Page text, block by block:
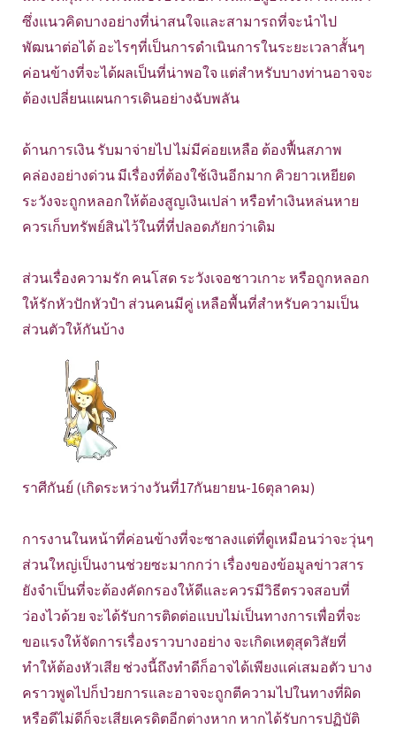
ซึ่งแนวคิดบางอย่างที่น่าสนใจและสามารถที่จะนำไป
พัฒนาต่อได้ อะไรๆที่เป็นการดำเนินการในระยะเวลาสั้นๆ
ค่อนข้างที่จะได้ผลเป็นที่น่าพอใจ แต่สำหรับบางท่านอาจจะ
ต้องเปลี่ยนแผนการเดินอย่างฉับพลัน
ด้านการเงิน รับมาจ่ายไป ไม่มีค่อยเหลือ ต้องฟื้นสภาพ
คล่องอย่างด่วน มีเรื่องที่ต้องใช้เงินอีกมาก คิวยาวเหยียด
ระวังจะถูกหลอกให้ต้องสูญเงินเปล่า หรือทำเงินหล่นหาย
ควรเก็บทรัพย์สินไว้ในที่ที่ปลอดภัยกว่าเดิม
ส่วนเรื่องความรัก คนโสด ระวังเจอชาวเกาะ หรือถูกหลอก
ให้รักหัวปักหัวปำ ส่วนคนมีคู่ เหลือพื้นที่สำหรับความเป็น
ส่วนตัวให้กันบ้าง
ราศีกันย์ (เกิดระหว่างวันที่17กันยายน-16ตุลาคม)
การงานในหน้าที่ค่อนข้างที่จะซาลงแต่ที่ดูเหมือนว่าจะวุ่นๆ
ส่วนใหญ่เป็นงานช่วยซะมากกว่า เรื่องของข้อมูลข่าวสาร
ยังจำเป็นที่จะต้องคัดกรองให้ดีและควรมีวิธีตรวจสอบที่
ว่องไวด้วย จะได้รับการติดต่อแบบไม่เป็นทางการเพื่อที่จะ
ขอแรงให้จัดการเรื่องราวบางอย่าง จะเกิดเหตุสุดวิสัยที่
ทำให้ต้องหัวเสีย ช่วงนี้ถึงทำดีก็อาจได้เพียงแค่เสมอตัว บาง
คราวพูดไปก็ป่วยการและอาจจะถูกตีความไปในทางที่ผิด
หรือดีไม่ดีก็จะเสียเครดิตอีกต่างหาก หากได้รับการปฏิบัติ